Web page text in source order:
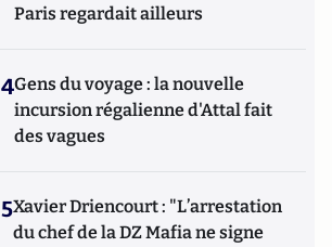
Paris regardait ailleurs
4Gens du voyage : la nouvelle
incursion régalienne d'Attal fait
des vagues
5Xavier Driencourt : "L’arrestation
du chef de la DZ Mafia ne signe